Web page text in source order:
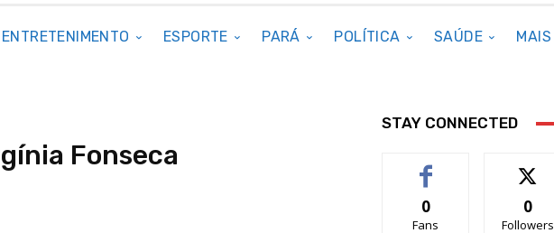
ENTRETENIMENTO ESPORTE PARÁ POLÍTICA SAÚDE MAIS
Fonseca
STAY CONNECTED
0
Fans
0
Followers